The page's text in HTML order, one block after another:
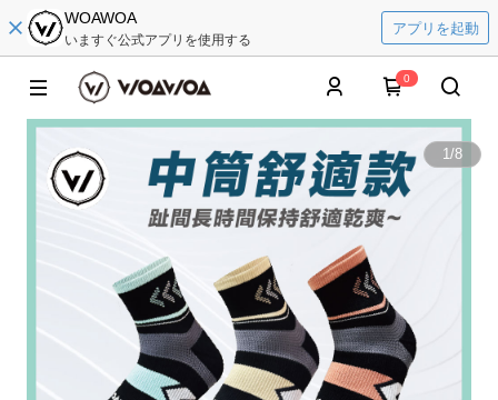
WOAWOA
いますぐ公式アプリを使用する
アプリを起動
0
1/8